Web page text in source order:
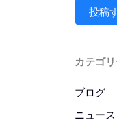
投稿
カテゴ
ブログ
ニュース